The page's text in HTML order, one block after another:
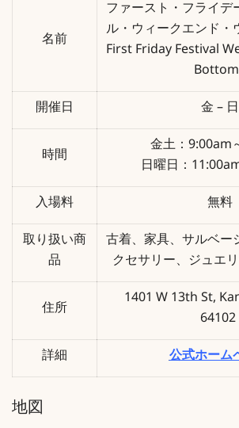
名前
ファースト・フライ
ル・ウィークエンド
First Friday Festival
開催日
金 – 日
時間
金土：9:00am
日曜日：
入場料
無料
取り扱い商
品
古着、家具、サルベ
クセサリー、ジュエ
住所
1401 W 13th St,
64102
詳細
公式ホーム
地図